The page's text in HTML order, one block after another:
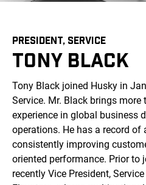
PRESIDENT, SERVICE
TONY BLACK
Tony Black joined Husky in
Service. Mr. Black brings more
experience in global business
operations. He has a record
consistently improving
oriented performance. Prior to
recently Vice President,